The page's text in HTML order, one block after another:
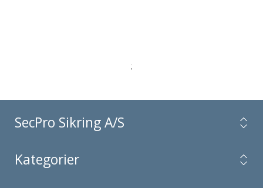
;
SecPro Sikring A/S
Kategorier